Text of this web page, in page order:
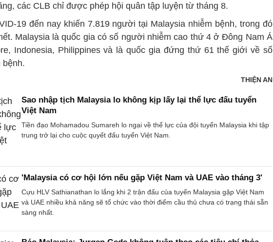
các CLB chỉ được phép hội quân tập luyện từ tháng 8.
19 đến nay khiến 7.819 người tại Malaysia nhiễm bệnh, trong đó
Malaysia là quốc gia có số người nhiễm cao thứ 4 ở Đông Nam Á
Indonesia, Philippines và là quốc gia đứng thứ 61 thế giới về số
bệnh.
THIỆN AN
Sao nhập tịch Malaysia lo không kịp lấy lại thể lực đấu tuyển
Việt Nam
Tiền đạo Mohamadou Sumareh lo ngại về thể lực của đội tuyển Malaysia khi tập
trung trở lại cho cuộc quyết đấu tuyển Việt Nam.
'Malaysia có cơ hội lớn nếu gặp Việt Nam và UAE vào tháng 3'
Cựu HLV Sathianathan lo lắng khi 2 trận đấu của tuyển Malaysia gặp Việt Nam
và UAE nhiều khả năng sẽ tổ chức vào thời điểm cầu thủ chưa có trạng thái sẵn
sàng nhất.